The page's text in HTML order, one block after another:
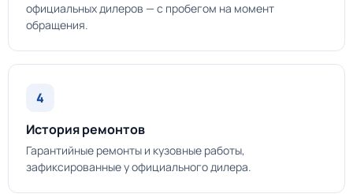
официальных дилеров — с пробегом на момент
обращения.
4
История ремонтов
Гарантийные ремонты и кузовные работы,
зафиксированные у официального дилера.